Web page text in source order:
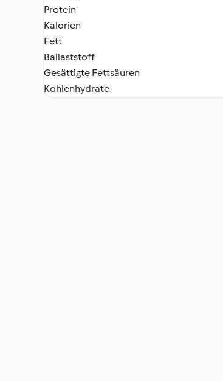
Protein
Kalorien
Fett
Ballaststoff
Gesättigte Fettsäuren
Kohlenhydrate